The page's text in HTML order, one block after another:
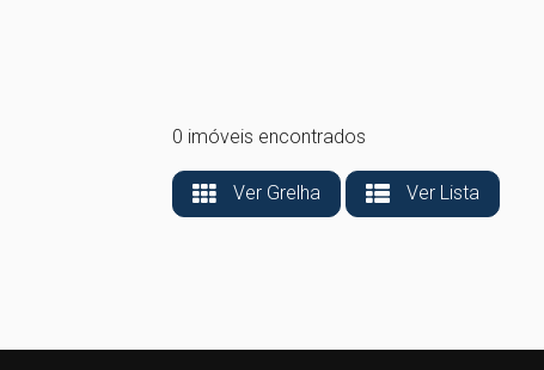
0 imóveis encontrados
Ver Grelha Ver Lista